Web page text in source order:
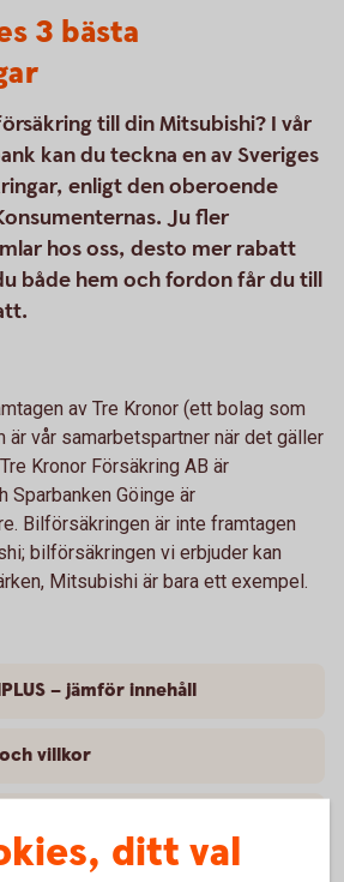
3 bästa
till din Mitsubishi? I vår
kan du teckna en av Sveriges
enligt den oberoende
Ju fler
hos oss, desto mer rabatt
både hem och fordon får du till
av Tre Kronor (ett bolag som
är vår samarbetspartner när det gäller
Kronor Försäkring AB är
Sparbanken Göinge är
Bilförsäkringen är inte framtagen
bilförsäkringen vi erbjuder kan
Mitsubishi är bara ett exempel.
– jämför innehåll
villkor
ditt val